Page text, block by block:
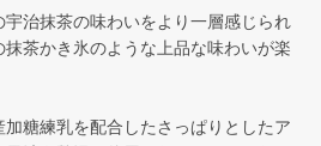
治抹茶の味わいをより一層感じられ
茶かき氷のような上品な味わいが楽
糖練乳を配合したさっぱりとしたア